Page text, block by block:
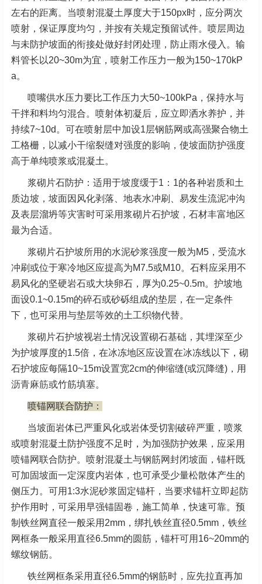
左右的距离。当喷射混凝土厚度大于150px时，应分两次
喷射，保证厚度均匀，并按有关规定预留试件。喷层周边
与未防护坡面的衔接处做好封闭处理，防止雨水侵入。输
料管长以20~30m为宜，喷射工作压力一般为150~170kP
a。
喷嘴供水压力要比工作压力大50~100kPa，保持水与
干拌和料均匀混合。喷射体初凝后，应立即洒水养护，并
持续7~10d。可在喷射层中加设1层钢筋网或高强聚合物土
工格栅，以减小干缩裂缝对强度的影响，使坡面防护强度
高于单纯喷浆或混凝土。
浆砌片石防护：适用于坡度缓于1：1的各种岩质和土
质边坡，坡面因风化剥落、地表水冲刷、易发生流泥冲沟
及表层溜坍等灾害时可采用浆砌片石护坡，石材丰富地区
最为合适。
浆砌片石护坡所用的水泥砂浆强度一般为M5，受流水
冲刷或位于寒冷地区应提高为M7.5或M10。石料应采用不
易风化的坚硬岩石或大块卵石，厚为0.25~0.5m。护坡地
面设0.1~0.15m的碎石或砂砾组成的垫层，在一定条件
下，也可采用与垫层等效的土工织物代替。
浆砌片石护坡视岩土情况设置砌石基础，其埋深至少
为护坡厚度的1.5倍，在冰冻地区应设置在冰冻线以下，砌
石护坡应每隔10~15m设置宽2cm的伸缩缝(或沉降缝)，用
沥青麻筋或竹筋填塞。
喷锚网联合防护：
当坡面岩体已严重风化或岩体受切割破碎严重，喷浆
或喷射混凝土防护强度不足时，为加强防护效果，应采用
喷锚网联合防护。喷射混凝土与钢筋网封闭坡面，锚杆既
可加固坡面一定深度内岩体，也可承受少量松散体产生的
侧压力。可用1:3水泥砂浆固定锚杆，当要求锚杆立即起防
护作用时，可采用早强锚固卷，施工简单，快速可靠。预
制铁丝网直径一般采用2mm，绑扎铁丝直径0.5mm，铁丝
网框条一般采用直径6.5mm的圆筋，锚杆可用16~20mm的
螺纹钢筋。
铁丝网框条采用直径6.5mm的钢筋时，应先拉直再加